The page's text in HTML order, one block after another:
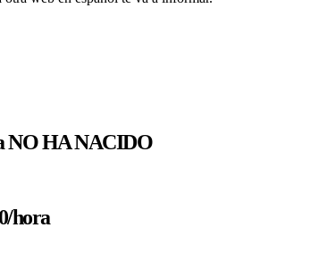
NO HA NACIDO
hora